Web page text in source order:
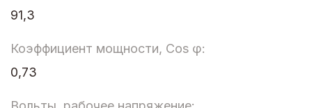
91,3
Коэффициент мощности, Cos φ:
0,73